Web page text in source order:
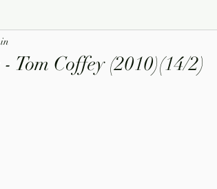
Tom Coffey (2010)(14/2)